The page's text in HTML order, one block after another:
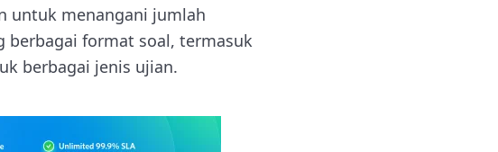
untuk menangani jumlah
berbagai format soal, termasuk
berbagai jenis ujian.